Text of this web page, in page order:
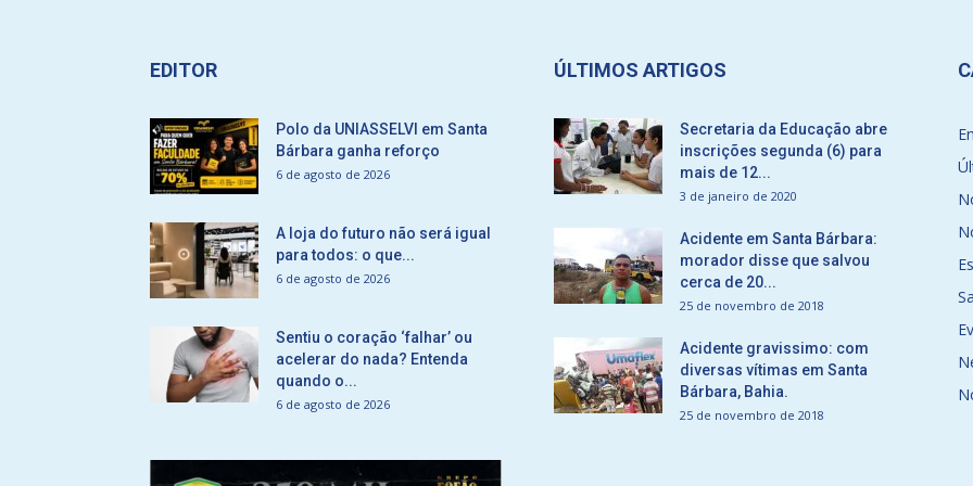
EDITOR
Polo da UNIASSELVI em Santa
Bárbara ganha reforço
6 de agosto de 2026
A loja do futuro não será igual
para todos: o que...
6 de agosto de 2026
Sentiu o coração ‘falhar’ ou
acelerar do nada? Entenda
quando o...
6 de agosto de 2026
ÚLTIMOS ARTIGOS
Secretaria da Educação abre
inscrições segunda (6) para
mais de 12...
3 de janeiro de 2020
Acidente em Santa Bárbara:
morador disse que salvou
cerca de 20...
25 de novembro de 2018
Acidente gravissimo: com
diversas vítimas em Santa
Bárbara, Bahia.
25 de novembro de 2018